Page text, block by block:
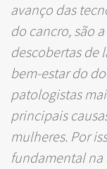
avanço das
do cancro, são
descobertas de
bem-estar do
patologistas
principais
mulheres. Por
fundamental